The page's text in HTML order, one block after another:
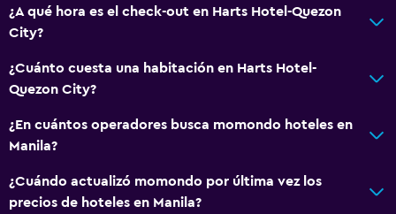
¿A qué hora es el check-out en Harts Hotel-Quezon
City?
¿Cuánto cuesta una habitación en Harts Hotel-
Quezon City?
¿En cuántos operadores busca momondo hoteles en
Manila?
¿Cuándo actualizó momondo por última vez los
precios de hoteles en Manila?